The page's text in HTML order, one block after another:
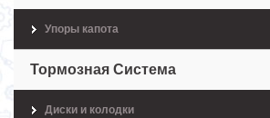
Упоры капота
Тормозная Система
Диски и колодки